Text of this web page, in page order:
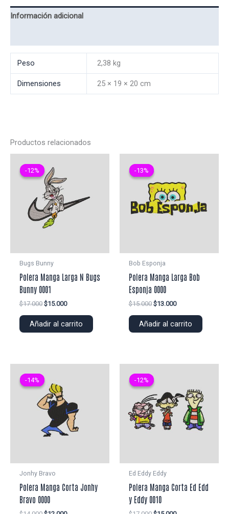
cantidad
Información adicional
Peso 2,38 kg
Dimensiones 25 × 19 × 20 cm
Productos relacionados
-12%
-12%
Bugs Bunny
Polera Manga Larga N Bugs
Bunny 0001
$17.000 El
original
$15.000El
actual
Añadir al carrito
-13%
-13%
Bob Esponja
Polera Manga Larga Bob
Esponja 0000
$15.000 El
original
$13.000El
actual
Añadir al carrito
-14%
-14%
Jonhy Bravo
Polera Manga Corta Jonhy
Bravo 0000
-12%
-12%
Ed Eddy Eddy
Polera Manga Corta Ed Edd
y Eddy 0010